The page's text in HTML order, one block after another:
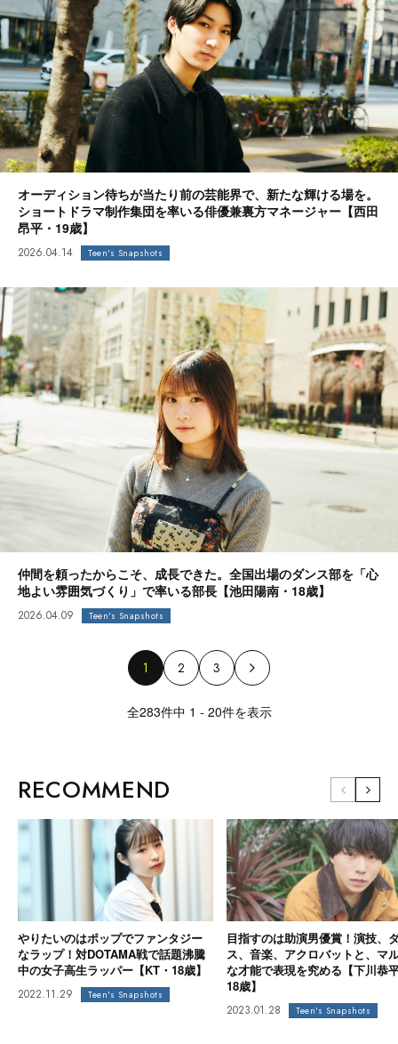
オーディション待ちが当たり前の芸能界で、新たな輝ける場を。
ショートドラマ制作集団を率いる俳優兼裏方マネージャー【西田
昂平・19歳】
2026.04.14 Teen's Snapshots
仲間を頼ったからこそ、成長できた。全国出場のダンス部を「心
地よい雰囲気づくり」で率いる部長【池田陽南・18歳】
2026.04.09 Teen's Snapshots
1 2 3
全283件中 1 - 20件を表示
RECOMMEND
やりたいのはポップでファンタジー
なラップ！対DOTAMA戦で話題沸騰
中の女子高生ラッパー【KT・18歳】
2022.11.29 Teen's Snapshots
目指すのは助演男優賞！演技、
ス、音楽、アクロバットと、マ
な才能で表現を究める【下川恭
18歳】
2023.01.28 Teen's Snapshots